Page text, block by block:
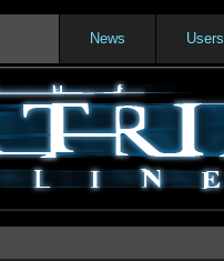
Users
News